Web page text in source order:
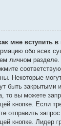
мне вступить в
обо всех
личном
Некоторые
быть закрытыми
то вы можете
кнопке. Если
отправить запрос
кнопке. Лидер